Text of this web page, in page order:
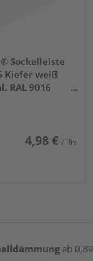
Sockelleiste
Kiefer weiß
RAL 9016
4,98 € / lfm
ab